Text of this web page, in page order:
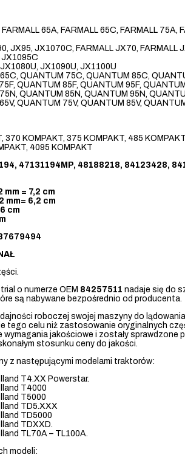
65A, FARMALL 65C, FARMALL 75A,
JX95, JX1070C, FARMALL JX70, FARMALL
JX1090U, JX1100U
QUANTUM 75C, QUANTUM 85C,
QUANTUM 85F, QUANTUM 95F,
QUANTUM 85N, QUANTUM 95N,
QUANTUM 75V, QUANTUM 85V,
370 KOMPAKT, 375 KOMPAKT, 485
4095 KOMPAKT
47131194MP, 48188218, 84123428,
mm = 7,2 cm
mm= 6,2 cm
cm
o numerze OEM 84257511 nadaje się do
są nabywane bezpośrednio od producenta.
roboczej swojej maszyny do
tego celu niż zastosowanie oryginalnych
wymagania jakościowe i zostały
stosunku ceny do jakości.
z następującymi modelami traktorów:
T4.XX Powerstar.
T4000
T5000
TD5.XXX
TD5000
TDXXD.
TL70A – TL100A.
modeli: